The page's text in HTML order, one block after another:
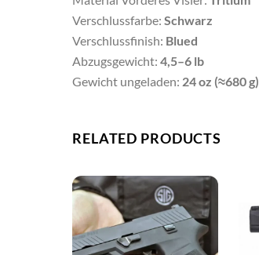
Verschlussfarbe: Schwarz
Verschlussfinish: Blued
Abzugsgewicht: 4,5–6 lb
Gewicht ungeladen: 24 oz (≈680 g)
RELATED PRODUCTS